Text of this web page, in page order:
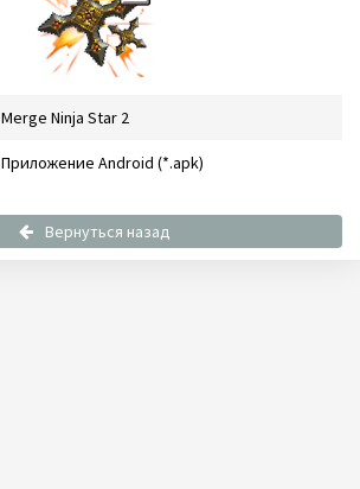
Merge Ninja Star 2
Приложение Android (*.apk)
Вернуться назад